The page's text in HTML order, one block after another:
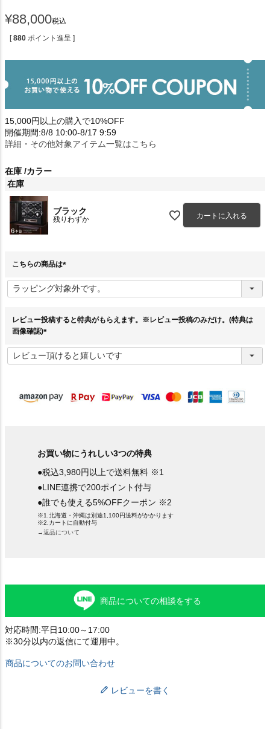
¥88,000税込
[ 880 ポイント進呈 ]
15,000円以上の購入で10%OFF
開催期間:8/8 10:00-8/17 9:59
詳細・その他対象アイテム一覧はこちら
在庫 カラー
在庫
ブラック
残りわずか カートに入れる
こちらの商品は
必
須
レビュー投稿すると特典がもらえます。※レビュー投稿のみだけ。(特典は
画像確認)
必
須
お買い物にうれしい3つの特典
●税込3,980円以上で送料無料 ※1
●LINE連携で200ポイント付与
●誰でも使える5%OFFクーポン ※2
※1.北海道・沖縄は別途1,100円送料がかかります
※2.カートに自動付与
→返品について
商品についての相談をする
対応時間:平日10:00～17:00
※30分以内の返信にて運用中。
商品についてのお問い合わせ
レビューを書く